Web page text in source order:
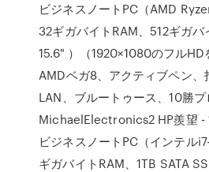
ビジネスノートPC（AMD
32ギガバイトRAM、512ギガバ
15.6" ）（1920×1080のフルHD
AMDベガ8、アクティブペン、
LAN、ブルートゥース、10勝
MichaelElectronics2 HP羨望 -
ビジネスノートPC（インテル
ギガバイトRAM、1TB SATA